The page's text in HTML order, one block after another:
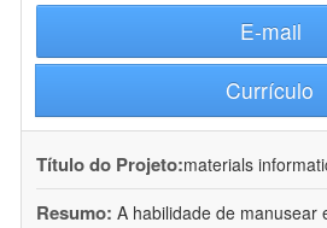
E-mail
Currículo
Título do Projeto:materials
Resumo: A habilidade de manusear